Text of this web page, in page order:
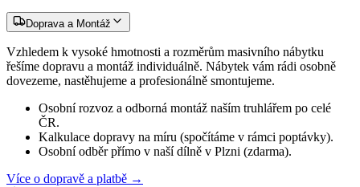
Doprava a Montáž
Vzhledem k vysoké hmotnosti a rozměrům masivního nábytku
řešíme dopravu a montáž individuálně. Nábytek vám rádi osobně
dovezeme, nastěhujeme a profesionálně smontujeme.
Osobní rozvoz a odborná montáž naším truhlářem po celé
ČR.
Kalkulace dopravy na míru (spočítáme v rámci poptávky).
Osobní odběr přímo v naší dílně v Plzni (zdarma).
Více o dopravě a platbě →